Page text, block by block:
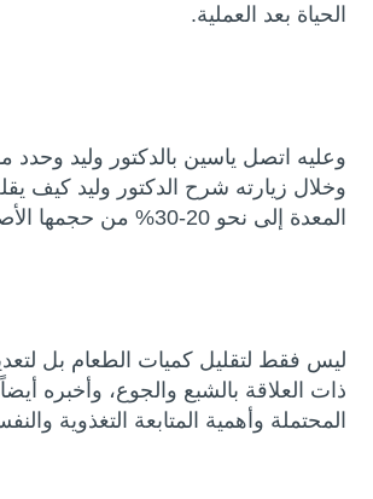
الحياة بعد العملية.
وعليه اتصل ياسين بالدكتور وليد وحدد
وخلال زيارته شرح الدكتور وليد كيف
المعدة إلى نحو 20-30% من حجمها الأصلي،
ليس فقط لتقليل كميات الطعام بل
ذات العلاقة بالشبع والجوع، وأخبره
المحتملة وأهمية المتابعة التغذوية